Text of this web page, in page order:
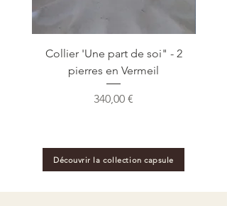
Collier 'Une part de soi" - 2
pierres en Vermeil
Prix
340,00 €
Découvrir la collection capsule